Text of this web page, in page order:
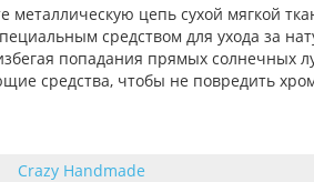
металлическую цепь сухой мягкой
средством для ухода за
попадания прямых солнечных
средства, чтобы не повредить
Crazy Handmade